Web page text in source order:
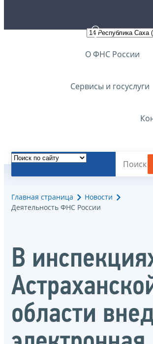
О ФНС России
Сервисы и госуслуги
Главная страница
Новости
Деятельность ФНС России
В
области